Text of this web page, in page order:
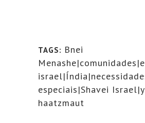
TAGS: Bnei
especiais|Shavei
haatzmaut